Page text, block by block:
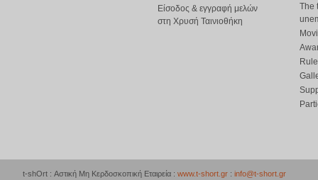
Είσοδος & εγγραφή μελών
στη Χρυσή Ταινιοθήκη
The
t-shOrt : Αστική Μη Κερδοσκοπική Εταιρεία : www.t-short.gr : info@t-short.gr